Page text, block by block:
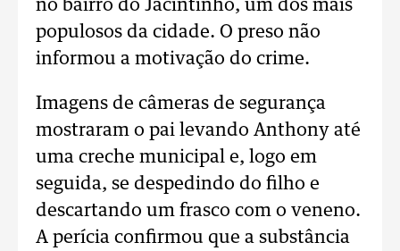
no bairro do Jacintinho, um dos mais
populosos da cidade. O preso não
informou a motivação do crime.
Imagens de câmeras de segurança
mostraram o pai levando Anthony até
uma creche municipal e, logo em
seguida, se despedindo do filho e
descartando um frasco com o veneno.
A perícia confirmou que a substância